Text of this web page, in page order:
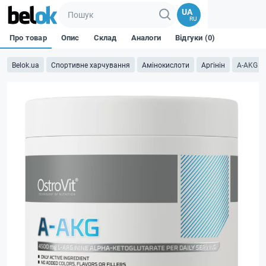
UA
RU
Belok.ua Спортивне харчування Амінокислоти Аргінін A-AKG -
Про товар Опис Склад Аналоги Відгуки (0)